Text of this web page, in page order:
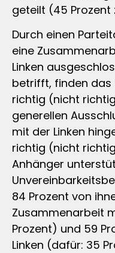
geteilt (45 Prozent
Durch einen
eine
Linken
betrifft, finden das
richtig (nicht
generellen
mit der Linken
richtig (nicht
Anhänger
84 Prozent von
Zusammenarbeit
Prozent) und 59
Linken (dafür: 35